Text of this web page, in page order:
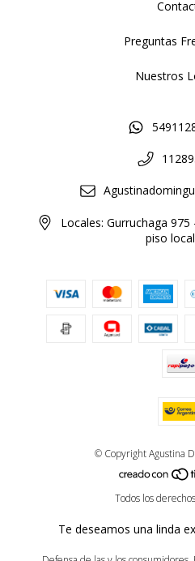
Preguntas
Nuestros
Locales: Gurruchaga
piso
© Copyright Agustina
Todos los
Te deseamos una linda